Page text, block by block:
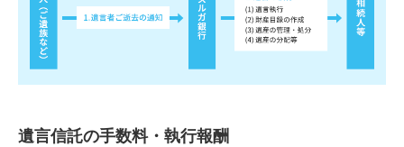
遺言信託の手数料・執行報酬